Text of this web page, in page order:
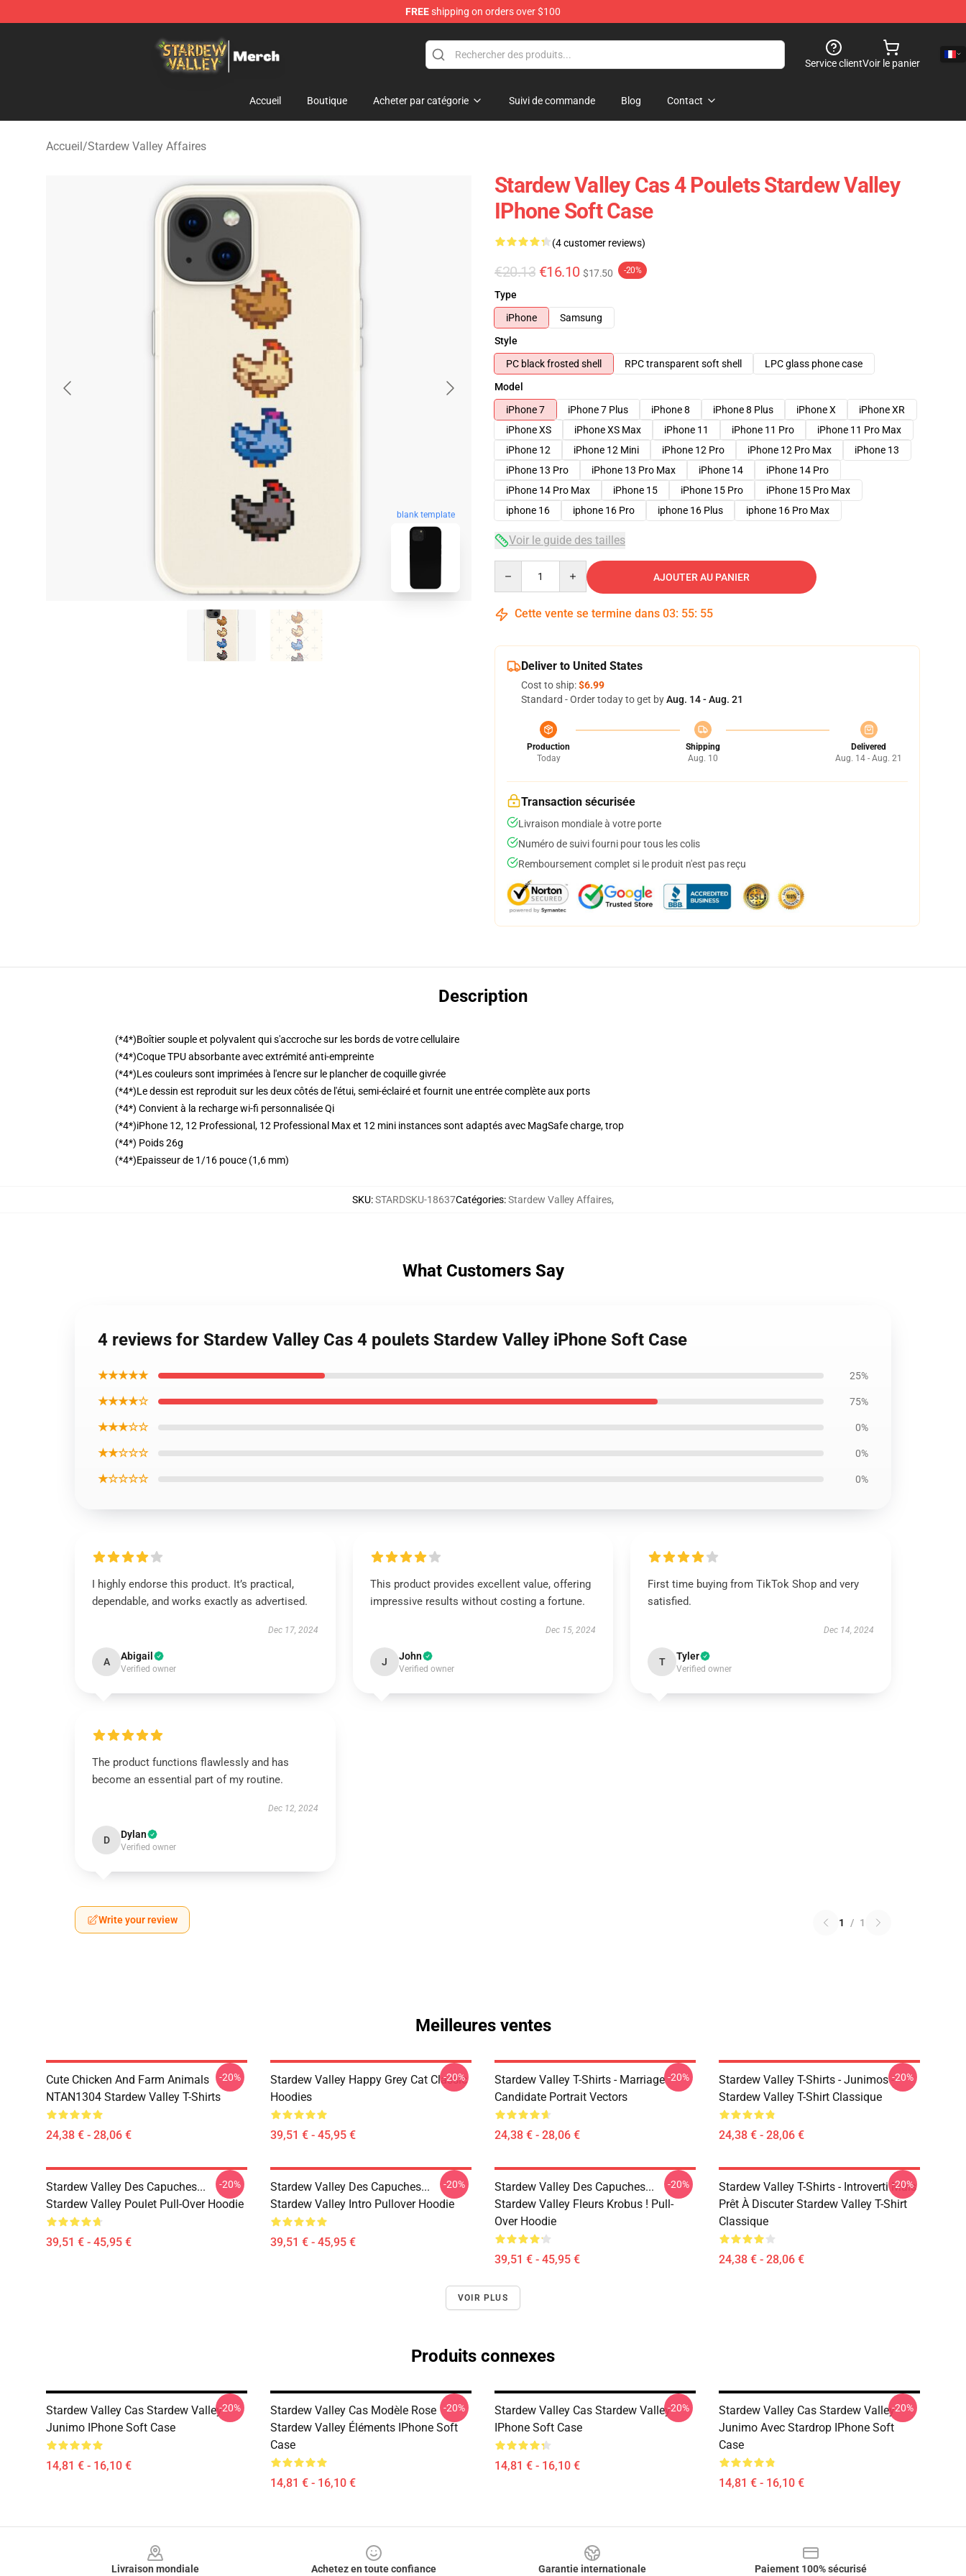
FREEshipping on orders over $100
Service clientVoir le panier
Accueil Boutique Acheter par catégorie Suivi de commande Blog Contact
Accueil/Stardew Valley Affaires
blank template
Stardew Valley Cas 4 Poulets Stardew Valley
IPhone Soft Case
(4 customer reviews)
€20.13 €16.10 $17.50 -20%
Type
iPhone
Samsung
Style
PC black frosted shell
RPC transparent soft shell
LPC glass phone case
Model
iPhone 7
iPhone 7 Plus iPhone 8 iPhone 8 Plus iPhone X
iPhone XR
iPhone XS
iPhone XS Max iPhone 11 iPhone 11 Pro
iPhone 11 Pro Max
iPhone 12
iPhone 12 Mini iPhone 12 Pro iPhone 12 Pro Max
iPhone 13
iPhone 13 Pro
iPhone 13 Pro Max iPhone 14
iPhone 14 Pro
iPhone 14 Pro Max
iPhone 15 iPhone 15 Pro
iPhone 15 Pro Max
iphone 16
iphone 16 Pro iphone 16 Plus iphone 16 Pro Max
Voir le guide des tailles
AJOUTER AU PANIER
Cette vente se termine dans 03: 55: 54
Deliver to United States
Cost to ship:$6.99
Standard - Order today to get byAug. 14 - Aug. 21
Production
Today
Shipping
Aug. 10
Delivered
Aug. 14 - Aug. 21
Transaction sécurisée
Livraison mondiale à votre porte
Numéro de suivi fourni pour tous les colis
Remboursement complet si le produit n'est pas reçu
Description
(*4*)Boîtier souple et polyvalent qui s'accroche sur les bords de votre cellulaire
(*4*)Coque TPU absorbante avec extrémité anti-empreinte
(*4*)Les couleurs sont imprimées à l'encre sur le plancher de coquille givrée
(*4*)Le dessin est reproduit sur les deux côtés de l'étui, semi-éclairé et fournit une entrée complète aux ports
(*4*) Convient à la recharge wi-fi personnalisée Qi
(*4*)iPhone 12, 12 Professional, 12 Professional Max et 12 mini instances sont adaptés avec MagSafe charge, trop
(*4*) Poids 26g
(*4*)Epaisseur de 1/16 pouce (1,6 mm)
SKU:STARDSKU-18637Catégories:Stardew Valley Affaires,
What Customers Say
4 reviews for Stardew Valley Cas 4 poulets Stardew Valley iPhone Soft Case
★★★★★ 25%
★★★★☆ 75%
★★★☆☆ 0%
★★☆☆☆ 0%
★☆☆☆☆ 0%
I highly endorse this product. It’s practical,
dependable, and works exactly as advertised.
Dec 17, 2024
A Abigail
Verified owner
This product provides excellent value, offering
impressive results without costing a fortune.
Dec 15, 2024
J John
Verified owner
First time buying from TikTok Shop and very
satisfied.
Dec 14, 2024
T Tyler
Verified owner
The product functions flawlessly and has
become an essential part of my routine.
Dec 12, 2024
D Dylan
Verified owner
Write your review 1 / 1
Meilleures ventes
Cute Chicken And Farm Animals
NTAN1304 Stardew Valley T-Shirts
24,38 € - 28,06 €
-20%
Stardew Valley Happy Grey Cat Classic
Hoodies
39,51 € - 45,95 €
-20%
Stardew Valley T-Shirts - Marriage
Candidate Portrait Vectors
24,38 € - 28,06 €
-20%
Stardew Valley T-Shirts - Junimos -
Stardew Valley T-Shirt Classique
24,38 € - 28,06 €
-20%
Stardew Valley Des Capuches...
Stardew Valley Poulet Pull-Over Hoodie
39,51 € - 45,95 €
-20%
Stardew Valley Des Capuches...
Stardew Valley Intro Pullover Hoodie
39,51 € - 45,95 €
-20%
Stardew Valley Des Capuches...
Stardew Valley Fleurs Krobus ! Pull-
Over Hoodie
39,51 € - 45,95 €
-20%
Stardew Valley T-Shirts - Introverti Mais
Prêt À Discuter Stardew Valley T-Shirt
Classique
24,38 € - 28,06 €
-20%
VOIR PLUS
Produits connexes
Stardew Valley Cas Stardew Valley
Junimo IPhone Soft Case
14,81 € - 16,10 €
-20%
Stardew Valley Cas Modèle Rose
Stardew Valley Éléments IPhone Soft
Case
14,81 € - 16,10 €
-20%
Stardew Valley Cas Stardew Valley
IPhone Soft Case
14,81 € - 16,10 €
-20%
Stardew Valley Cas Stardew Valley -
Junimo Avec Stardrop IPhone Soft
Case
14,81 € - 16,10 €
-20%
Livraison mondiale Achetez en toute confiance Garantie internationale Paiement 100% sécurisé